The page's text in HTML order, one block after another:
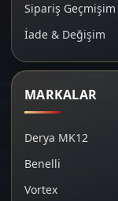
Sipariş Geçmişim
İade & Değişim
MARKALAR
Derya MK12
Benelli
Vortex